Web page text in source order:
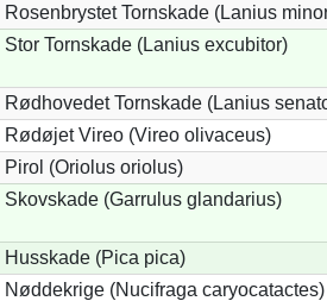
Rosenbrystet Tornskade (Lanius
Stor Tornskade (Lanius excubitor)
Rødhovedet Tornskade (Lanius
Rødøjet Vireo (Vireo olivaceus)
Pirol (Oriolus oriolus)
Skovskade (Garrulus glandarius)
Husskade (Pica pica)
Nøddekrige (Nucifraga caryocatactes)